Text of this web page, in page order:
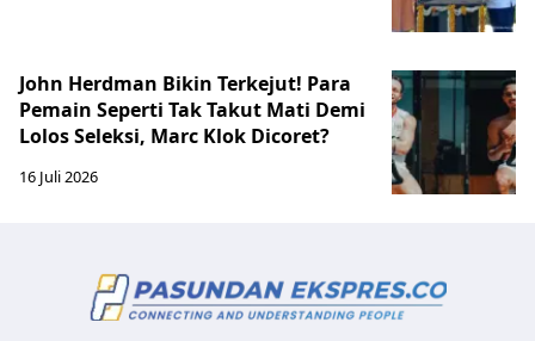
John Herdman Bikin Terkejut! Para
Pemain Seperti Tak Takut Mati Demi
Lolos Seleksi, Marc Klok Dicoret?
16 Juli 2026